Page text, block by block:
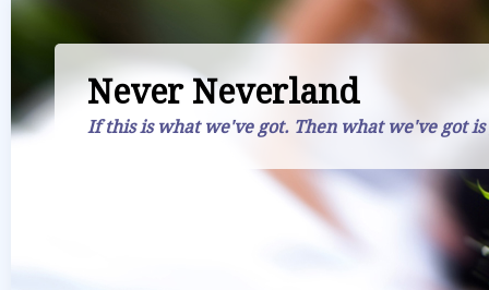
Never Neverland
If this is what we've got. Then what we've got is